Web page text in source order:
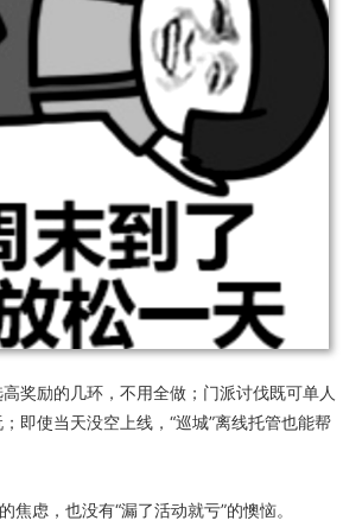
奖励的几环，不用全做；门派讨伐既可单人
即使当天没空上线，“巡城”离线托管也能帮
焦虑，也没有“漏了活动就亏”的懊恼。